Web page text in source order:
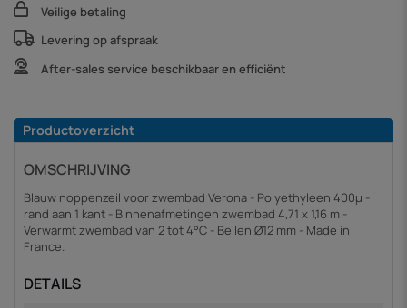
Veilige betaling
Levering op afspraak
After-sales service beschikbaar en efficiënt
Productoverzicht
OMSCHRIJVING
Blauw noppenzeil voor zwembad Verona - Polyethyleen 400µ -
rand aan 1 kant - Binnenafmetingen zwembad 4,71 x 1,16 m -
Verwarmt zwembad van 2 tot 4°C - Bellen Ø12 mm - Made in
France.
DETAILS